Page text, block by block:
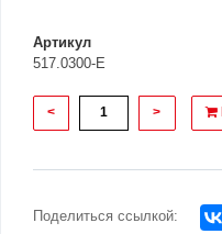
Артикул
517.0300-E
< >
Поделиться ссылкой: